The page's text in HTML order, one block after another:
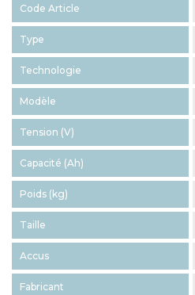
Code Article
Type
Technologie
Modèle
Tension (V)
Capacité (Ah)
Poids (kg)
Taille
Accus
Fabricant